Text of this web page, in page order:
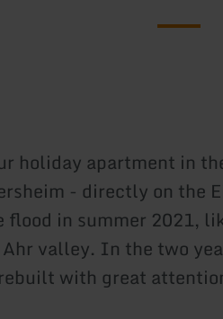
holiday apartment in
- directly on the
flood in summer 2021,
valley. In the two
with great